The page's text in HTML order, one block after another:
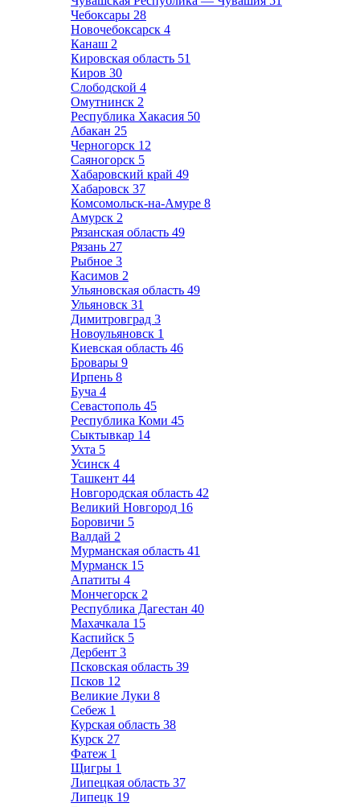
Чебоксары 28
Новочебоксарск 4
Канаш 2
Кировская область 51
Киров 30
Слободской 4
Омутнинск 2
Республика Хакасия 50
Абакан 25
Черногорск 12
Саяногорск 5
Хабаровский край 49
Хабаровск 37
Комсомольск-на-Амуре 8
Амурск 2
Рязанская область 49
Рязань 27
Рыбное 3
Касимов 2
Ульяновская область 49
Ульяновск 31
Димитровград 3
Новоульяновск 1
Киевская область 46
Бровары 9
Ирпень 8
Буча 4
Севастополь 45
Республика Коми 45
Сыктывкар 14
Ухта 5
Усинск 4
Ташкент 44
Новгородская область 42
Великий Новгород 16
Боровичи 5
Валдай 2
Мурманская область 41
Мурманск 15
Апатиты 4
Мончегорск 2
Республика Дагестан 40
Махачкала 15
Каспийск 5
Дербент 3
Псковская область 39
Псков 12
Великие Луки 8
Себеж 1
Курская область 38
Курск 27
Фатеж 1
Щигры 1
Липецкая область 37
Липецк 19